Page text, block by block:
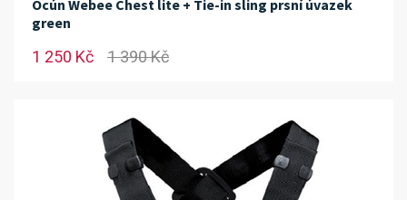
Ocún Webee Chest lite + Tie-in sling prsní úvazek
green
1 250 Kč 1 390 Kč